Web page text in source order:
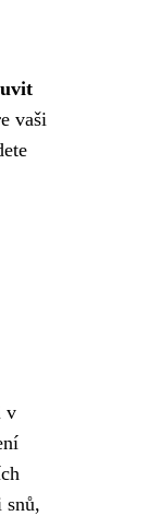
vaši
v
snů,